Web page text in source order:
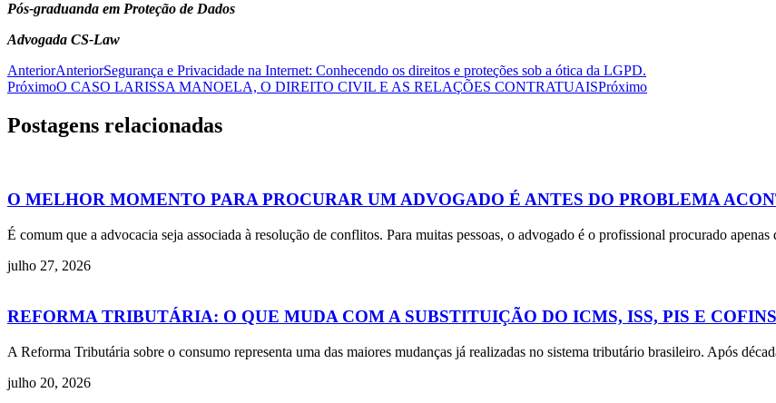
Pós-graduanda em Proteção de Dados
Advogada CS-Law
AnteriorAnteriorSegurança e Privacidade na Internet: Conhecendo os direitos e proteções sob a ótica da LGPD.
PróximoO CASO LARISSA MANOELA, O DIREITO CIVIL E AS RELAÇÕES CONTRATUAISPróximo
Postagens relacionadas
O MELHOR MOMENTO PARA PROCURAR UM ADVOGADO É ANTES DO PROBLEMA
É comum que a advocacia seja associada à resolução de conflitos. Para muitas pessoas, o advogado é o profissional procurado
julho 27, 2026
REFORMA TRIBUTÁRIA: O QUE MUDA COM A SUBSTITUIÇÃO DO ICMS, ISS, PIS E
A Reforma Tributária sobre o consumo representa uma das maiores mudanças já realizadas no sistema tributário brasileiro. Após
julho 20, 2026